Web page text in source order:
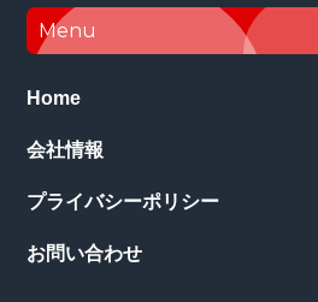
Footer
Menu
Home
会社情報
プライバシーポリシー
お問い合わせ